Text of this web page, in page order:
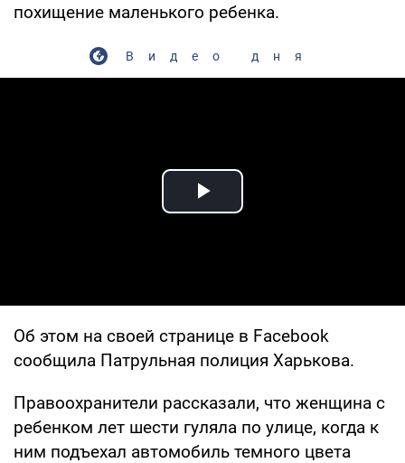
похищение маленького ребенка.
Видео дня
Play Video
Об этом на своей странице в Facebook
сообщила Патрульная полиция Харькова.
Правоохранители рассказали, что женщина с
ребенком лет шести гуляла по улице, когда к
ним подъехал автомобиль темного цвета